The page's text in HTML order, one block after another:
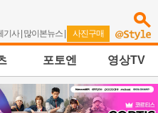
기사| 많이본뉴스 | 사진구매
포토엔 영상TV